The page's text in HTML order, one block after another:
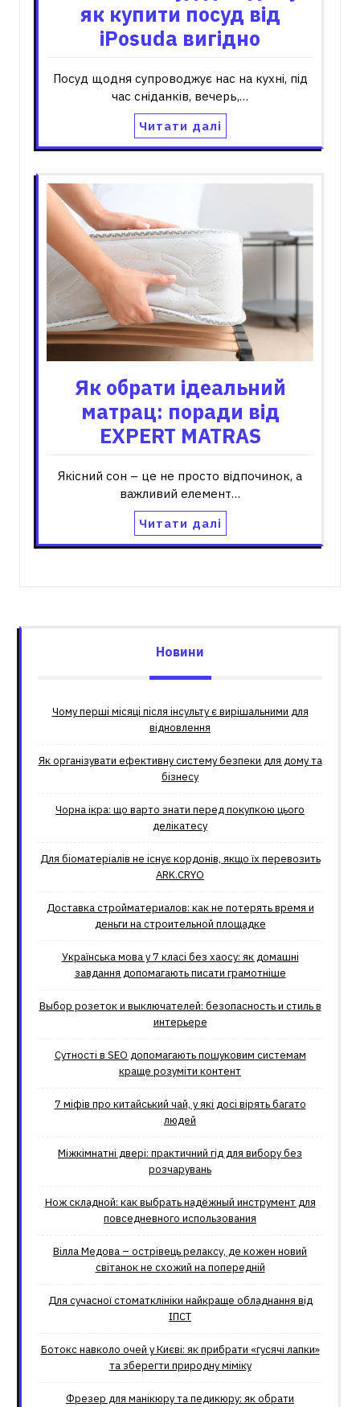
як купити посуд від
iPosuda вигідно
Посуд щодня супроводжує нас на кухні, під
час сніданків, вечерь,…
Читати далі
Як обрати ідеальний
матрац: поради від
EXPERT MATRAS
Якісний сон – це не просто відпочинок, а
важливий елемент…
Читати далі
Новини
Чому перші місяці після інсульту є вирішальними для
відновлення
Як організувати ефективну систему безпеки для дому та
бізнесу
Чорна ікра: що варто знати перед покупкою цього
делікатесу
Для біоматеріалів не існує кордонів, якщо їх перевозить
ARK.CRYO
Доставка стройматериалов: как не потерять время и
деньги на строительной площадке
Українська мова у 7 класі без хаосу: як домашні
завдання допомагають писати грамотніше
Выбор розеток и выключателей: безопасность и стиль в
интерьере
Сутності в SEO допомагають пошуковим системам
краще розуміти контент
7 міфів про китайський чай, у які досі вірять багато
людей
Міжкімнатні двері: практичний гід для вибору без
розчарувань
Нож складной: как выбрать надёжный инструмент для
повседневного использования
Вілла Медова – острівець релаксу, де кожен новий
світанок не схожий на попередній
Для сучасної стоматклініки найкраще обладнання від
ІПСТ
Ботокс навколо очей у Києві: як прибрати «гусячі лапки»
та зберегти природну міміку
Фрезер для манікюру та педикюру: як обрати